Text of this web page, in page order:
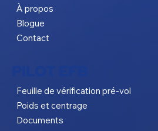
À propos
Blogue
Contact
Feuille de vérification pré-vol
Poids et centrage
Documents